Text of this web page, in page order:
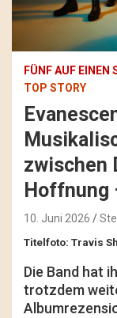
FÜNF AUF EINEN
TOP STORY
zwischen
Hoffnung
10. Juni 2026
Titelfoto: Travis
Die Band hat
trotzdem